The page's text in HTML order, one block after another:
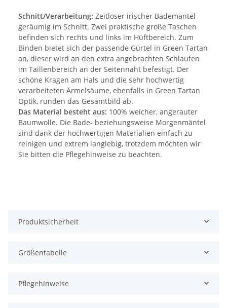
Schnitt/Verarbeitung: Zeitloser irischer Bademantel
geräumig im Schnitt. Zwei praktische große Taschen
befinden sich rechts und links im Hüftbereich. Zum
Binden bietet sich der passende Gürtel in Green Tartan
an, dieser wird an den extra angebrachten Schlaufen
im Taillenbereich an der Seitennaht befestigt. Der
schöne Kragen am Hals und die sehr hochwertig
verarbeiteten Ärmelsäume, ebenfalls in Green Tartan
Optik, runden das Gesamtbild ab.
Das Material besteht aus: 100% weicher, angerauter
Baumwolle. Die Bade- beziehungsweise Morgenmäntel
sind dank der hochwertigen Materialien einfach zu
reinigen und extrem langlebig, trotzdem möchten wir
Sie bitten die Pflegehinweise zu beachten.
Produktsicherheit
Größentabelle
Pflegehinweise